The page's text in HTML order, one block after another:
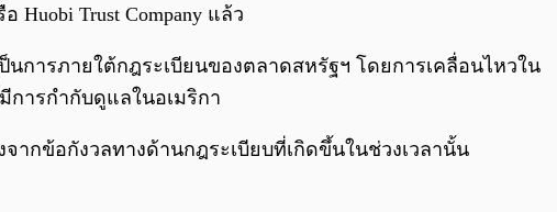
Trust Company แล้ว
การภายใต้กฎระเบียนของตลาดสหรัฐฯ โดยการเคลื่อนไหวใน
การกำกับดูแลในอเมริกา
จากข้อกังวลทางด้านกฎระเบียบที่เกิดขึ้นในช่วงเวลานั้น